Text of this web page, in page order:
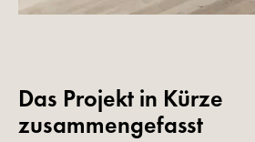
Das Projekt in Kürze
zusammengefasst